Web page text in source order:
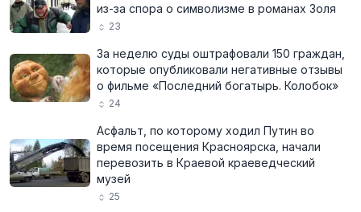
из-за спора о символизме в романах Золя
23
За неделю суды оштрафовали 150 граждан,
которые опубликовали негативные отзывы
о фильме «Последний богатырь. Колобок»
24
Асфальт, по которому ходил Путин во
время посещения Красноярска, начали
перевозить в Краевой краеведческий
музей
25